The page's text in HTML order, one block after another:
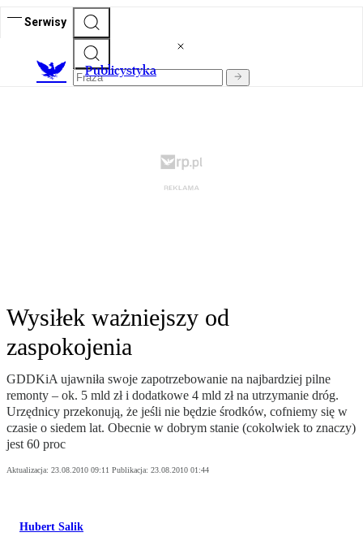
Serwisy
Publicystyka
Wysiłek ważniejszy od
zaspokojenia
GDDKiA ujawniła swoje zapotrzebowanie na najbardziej pilne
remonty – ok. 5 mld zł i dodatkowe 4 mld zł na utrzymanie dróg.
Urzędnicy przekonują, że jeśli nie będzie środków, cofniemy się w
czasie o siedem lat. Obecnie w dobrym stanie (cokolwiek to znaczy)
jest 60 proc
Aktualizacja: 23.08.2010 09:11 Publikacja: 23.08.2010 01:44
Hubert Salik